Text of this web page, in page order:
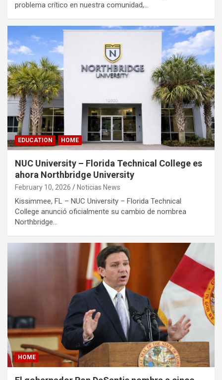
problema crítico en nuestra comunidad,…
EDUCATION HOME
NUC University – Florida Technical College es
ahora Northbridge University
February 10, 2026 Noticias News
Kissimmee, FL – NUC University – Florida Technical
College anunció oficialmente su cambio de nombrea
Northbridge…
HOME